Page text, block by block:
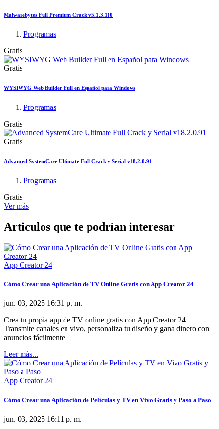
Malwarebytes Full Premium Crack v5.1.3.110
Programas
Gratis
Gratis
WYSIWYG Web Builder Full en Español para Windows
Programas
Gratis
Gratis
Advanced SystemCare Ultimate Full Crack y Serial v18.2.0.91
Programas
Gratis
Ver más
Articulos que te podrían interesar
App Creator 24
Cómo Crear una Aplicación de TV Online Gratis con App Creator 24
jun. 03, 2025 16:31 p. m.
Crea tu propia app de TV online gratis con App Creator 24.
Transmite canales en vivo, personaliza tu diseño y gana dinero con
anuncios fácilmente.
Leer más...
App Creator 24
Cómo Crear una Aplicación de Películas y TV en Vivo Gratis y Paso a Paso
jun. 03, 2025 16:11 p. m.